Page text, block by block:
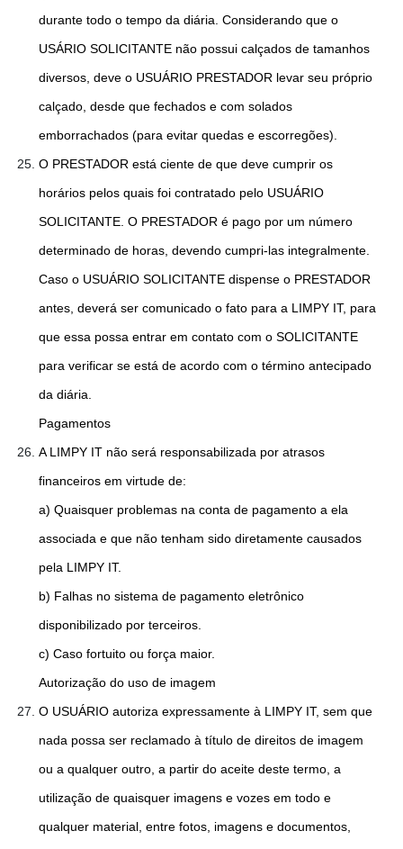
durante todo o tempo da diária. Considerando que o
USÁRIO SOLICITANTE não possui calçados de tamanhos
diversos, deve o USUÁRIO PRESTADOR levar seu próprio
calçado, desde que fechados e com solados
emborrachados (para evitar quedas e escorregões).
O PRESTADOR está ciente de que deve cumprir os
horários pelos quais foi contratado pelo USUÁRIO
SOLICITANTE. O PRESTADOR é pago por um número
determinado de horas, devendo cumpri-las integralmente.
Caso o USUÁRIO SOLICITANTE dispense o PRESTADOR
antes, deverá ser comunicado o fato para a LIMPY IT, para
que essa possa entrar em contato com o SOLICITANTE
para verificar se está de acordo com o término antecipado
da diária.
Pagamentos
A LIMPY IT não será responsabilizada por atrasos
financeiros em virtude de:
a) Quaisquer problemas na conta de pagamento a ela
associada e que não tenham sido diretamente causados
pela LIMPY IT.
b) Falhas no sistema de pagamento eletrônico
disponibilizado por terceiros.
c) Caso fortuito ou força maior.
Autorização do uso de imagem
O USUÁRIO autoriza expressamente à LIMPY IT, sem que
nada possa ser reclamado à título de direitos de imagem
ou a qualquer outro, a partir do aceite deste termo, a
utilização de quaisquer imagens e vozes em todo e
qualquer material, entre fotos, imagens e documentos,